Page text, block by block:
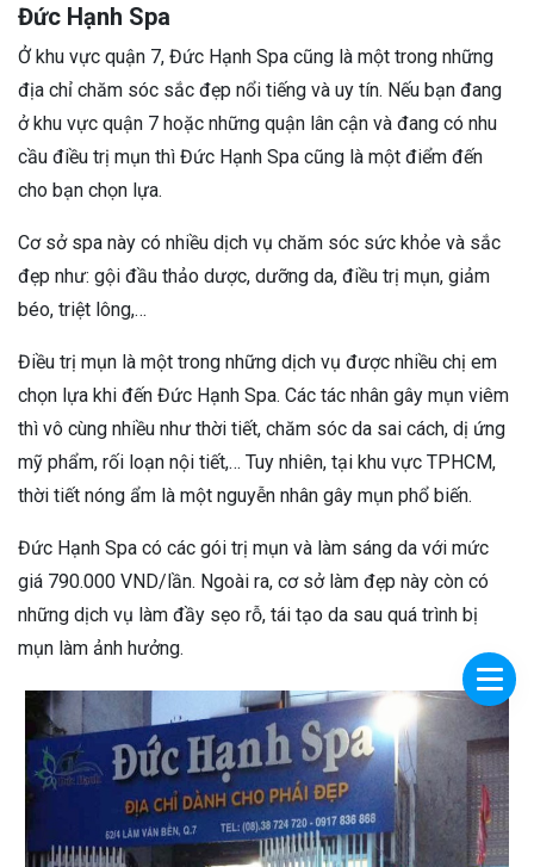
Đức Hạnh Spa
Ở khu vực quận 7, Đức Hạnh Spa cũng là một trong những
địa chỉ chăm sóc sắc đẹp nổi tiếng và uy tín. Nếu bạn đang
ở khu vực quận 7 hoặc những quận lân cận và đang có nhu
cầu điều trị mụn thì Đức Hạnh Spa cũng là một điểm đến
cho bạn chọn lựa.
Cơ sở spa này có nhiều dịch vụ chăm sóc sức khỏe và sắc
đẹp như: gội đầu thảo dược, dưỡng da, điều trị mụn, giảm
béo, triệt lông,…
Điều trị mụn là một trong những dịch vụ được nhiều chị em
chọn lựa khi đến Đức Hạnh Spa. Các tác nhân gây mụn viêm
thì vô cùng nhiều như thời tiết, chăm sóc da sai cách, dị ứng
mỹ phẩm, rối loạn nội tiết,… Tuy nhiên, tại khu vực TPHCM,
thời tiết nóng ẩm là một nguyễn nhân gây mụn phổ biến.
Đức Hạnh Spa có các gói trị mụn và làm sáng da với mức
giá 790.000 VND/lần. Ngoài ra, cơ sở làm đẹp này còn có
những dịch vụ làm đầy sẹo rỗ, tái tạo da sau quá trình bị
mụn làm ảnh hưởng.